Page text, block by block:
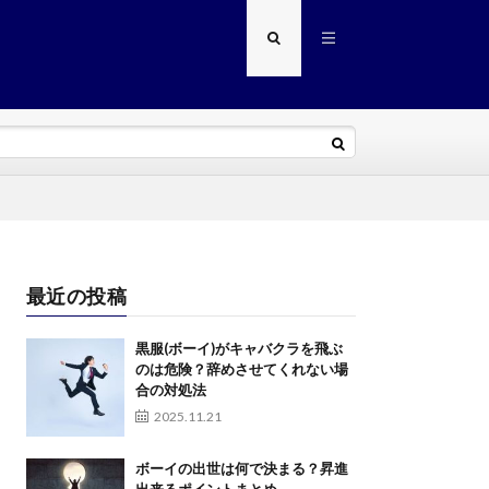
最近の投稿
黒服(ボーイ)がキャバクラを飛ぶ
のは危険？辞めさせてくれない場
合の対処法
2025.11.21
ボーイの出世は何で決まる？昇進